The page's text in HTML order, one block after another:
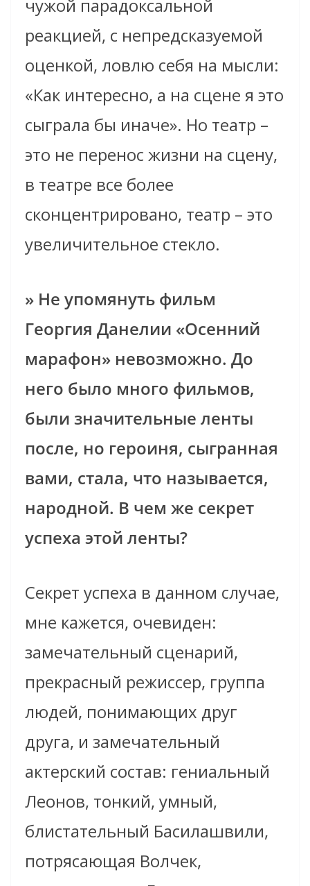
чужой парадоксальной
реакцией, с непредсказуемой
оценкой, ловлю себя на мысли:
«Как интересно, а на сцене я это
сыграла бы иначе». Но театр –
это не перенос жизни на сцену,
в театре все более
сконцентрировано, театр – это
увеличительное стекло.
» Не упомянуть фильм
Георгия Данелии «Осенний
марафон» невозможно. До
него было много фильмов,
были значительные ленты
после, но героиня, сыгранная
вами, стала, что называется,
народной. В чем же секрет
успеха этой ленты?
Секрет успеха в данном случае,
мне кажется, очевиден:
замечательный сценарий,
прекрасный режиссер, группа
людей, понимающих друг
друга, и замечательный
актерский состав: гениальный
Леонов, тонкий, умный,
блистательный Басилашвили,
потрясающая Волчек,